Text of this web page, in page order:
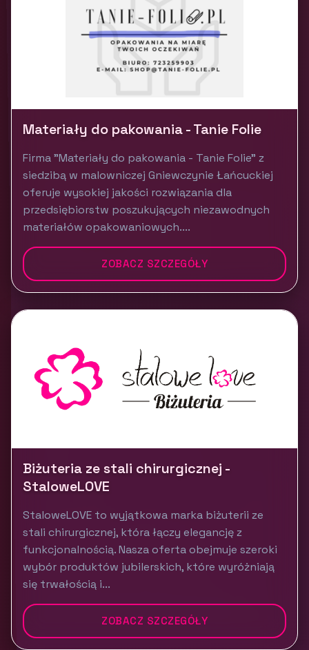
Materiały do pakowania - Tanie Folie
Firma "Materiały do pakowania - Tanie Folie" z
siedzibą w malowniczej Gniewczynie Łańcuckiej
oferuje wysokiej jakości rozwiązania dla
przedsiębiorstw poszukujących niezawodnych
materiałów opakowaniowych....
ZOBACZ SZCZEGÓŁY
Biżuteria ze stali chirurgicznej -
StaloweLOVE
StaloweLOVE to wyjątkowa marka biżuterii ze
stali chirurgicznej, która łączy elegancję z
funkcjonalnością. Nasza oferta obejmuje szeroki
wybór produktów jubilerskich, które wyróżniają
się trwałością i...
ZOBACZ SZCZEGÓŁY